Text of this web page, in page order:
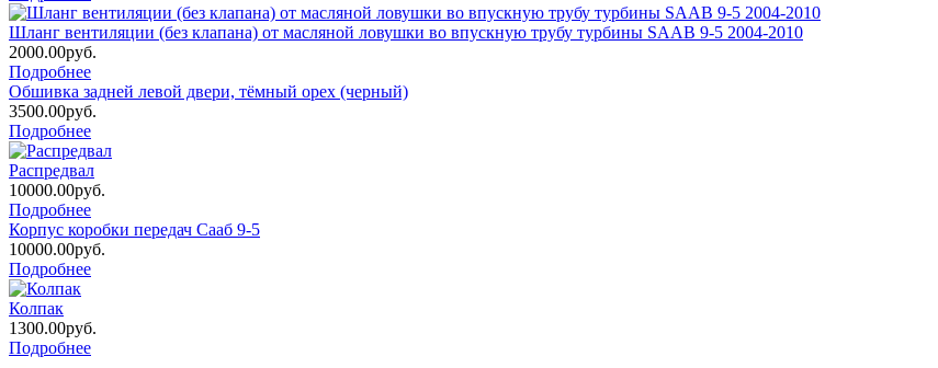
Шланг вентиляции (без клапана) от масляной ловушки во впускную трубу турбины SAAB 9-5 2004-2010
2000.00руб.
Подробнее
Обшивка задней левой двери, тёмный орех (черный)
3500.00руб.
Подробнее
Распредвал
10000.00руб.
Подробнее
Корпус коробки передач Сааб 9-5
10000.00руб.
Подробнее
Колпак
1300.00руб.
Подробнее